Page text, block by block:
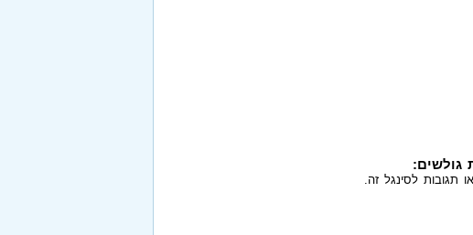
גולשים:
תגובות לסינגל זה.